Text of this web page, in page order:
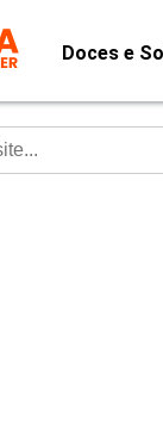
Doces e